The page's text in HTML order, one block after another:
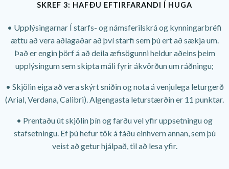
SKREF 3: HAFÐU EFTIRFARANDI Í HUGA
• Upplýsingarnar Í starfs- og námsferilskrá og kynningarbréfi
ættu að vera aðlagaðar að því starfi sem þú ert að sækja um.
Það er engin þörf á að deila æfisögunni heldur aðeins þeim
upplýsingum sem skipta máli fyrir ákvörðun um ráðningu;
• Skjölin eiga að vera skýrt sniðin og nota á venjulega leturgerð
(Arial, Verdana, Calibri). Algengasta leturstærðin er 11 punktar.
• Prentaðu út skjölin þín og farðu vel yfir uppsetningu og
stafsetningu. Ef þú hefur tök á fáðu einhvern annan, sem þú
veist að getur hjálpað, til að lesa yfir.